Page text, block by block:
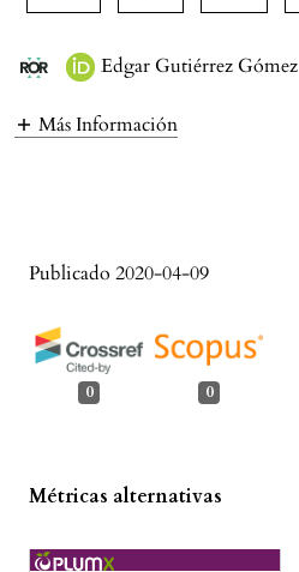
Edgar Gutiérrez Gómez
Más Información
Publicado 2020-04-09
0 0
Métricas alternativas